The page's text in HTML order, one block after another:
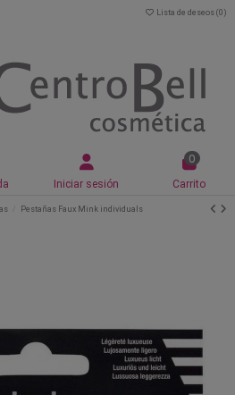
Lista de deseos (0 )
Iniciar sesión
0
Carrito
Pestañas Faux Mink individuals